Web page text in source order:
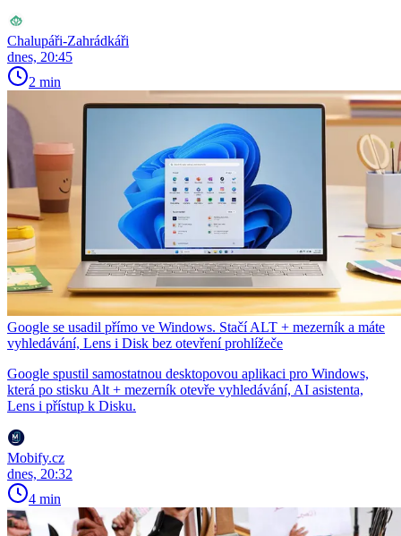
Chalupáři-Zahrádkáři
dnes, 20:45
2 min
Google se usadil přímo ve Windows. Stačí ALT + mezerník a máte
vyhledávání, Lens i Disk bez otevření prohlížeče
Google spustil samostatnou desktopovou aplikaci pro Windows,
která po stisku Alt + mezerník otevře vyhledávání, AI asistenta,
Lens i přístup k Disku.
Mobify.cz
dnes, 20:32
4 min